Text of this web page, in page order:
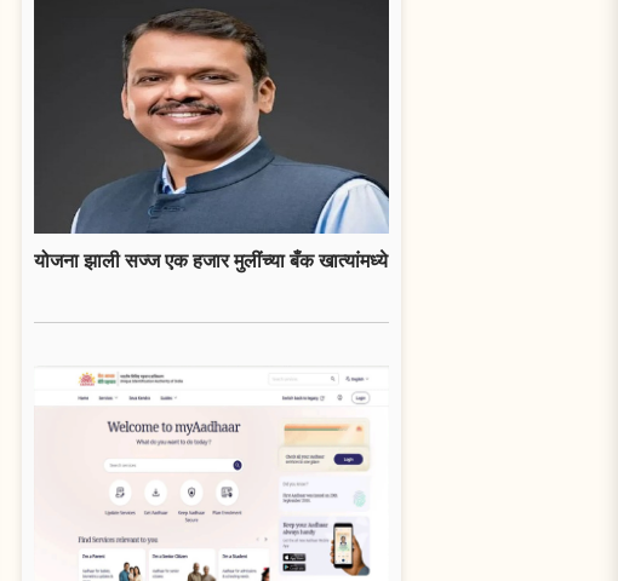
योजना झाली सज्ज एक हजार मुलींच्या बँक खात्यांमध्ये